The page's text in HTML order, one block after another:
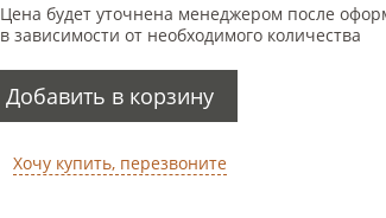
Цена будет уточнена менеджером после
в зависимости от необходимого количества
Добавить в корзину
Хочу купить, перезвоните